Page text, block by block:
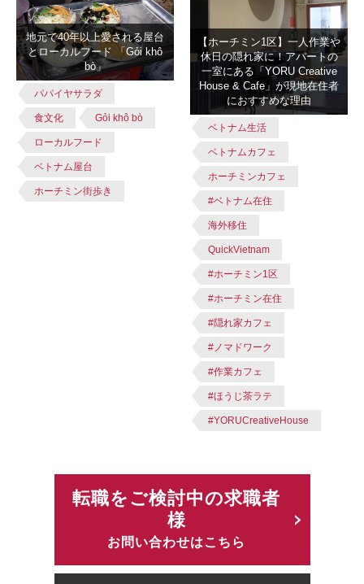
地元で40年以上愛される屋台
とローカルフード 「Gỏi khô
bò」
パパイヤサラダ
食文化 Gỏi khô bò
ローカルフード
ベトナム屋台
ホーチミン街歩き
【ホーチミン1区】一人作業や
休日の隠れ家に！アパートの
一室にある「YORU Creative
House & Cafe」が現地在住者
におすすめな理由
ベトナム生活
ベトナムカフェ
ホーチミンカフェ
#ベトナム在住
海外移住
QuickVietnam
#ホーチミン1区
#ホーチミン在住
#隠れ家カフェ
#ノマドワーク
#作業カフェ
#ほうじ茶ラテ
#YORUCreativeHouse
転職をご検討中の求職者
様
お問い合わせはこちら